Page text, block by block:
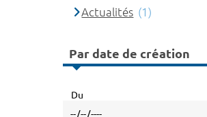
Actualités (1)
Par date de création
Du